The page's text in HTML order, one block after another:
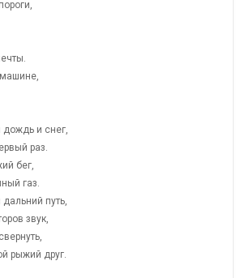
и снег,
раз.
бег,
газ.
путь,
звук,
рыжий друг.